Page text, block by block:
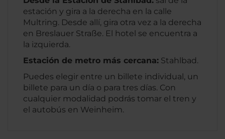
estación y gira a la derecha en la calle
Multring. Desde allí, gira otra vez a la derecha
en Breslauer Straße. El hotel se encuentra a
la izquierda.
Estación de metro más cercana: Stahlbad.
Puedes elegir entre un billete individual, un
billete para un día o para tres días. Con
cualquier modalidad podrás tomar el tren y
el autobús en Weinheim.